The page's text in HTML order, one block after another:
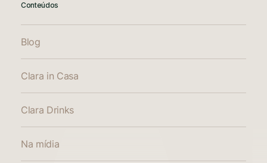
Conteúdos
Blog
Clara in Casa
Clara Drinks
Na mídia